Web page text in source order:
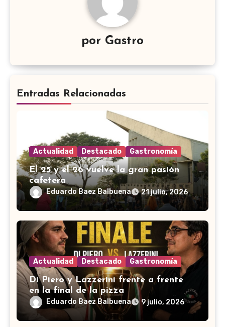
por Gastro
Entradas Relacionadas
Actualidad Destacado Gastronomía
El 25 y el 26 vuelve la gran pasión
cafetera
Eduardo Baez Balbuena 21 julio, 2026
Actualidad Destacado Gastronomía
Di Piero y Lazzerini frente a frente
en la final de la pizza
Eduardo Baez Balbuena 9 julio, 2026